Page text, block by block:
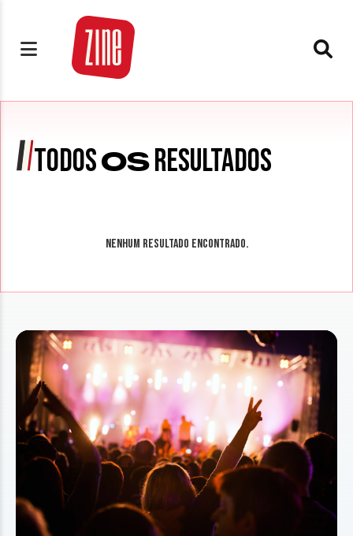
TODOSOSRESULTADOS
Nenhum resultado encontrado.